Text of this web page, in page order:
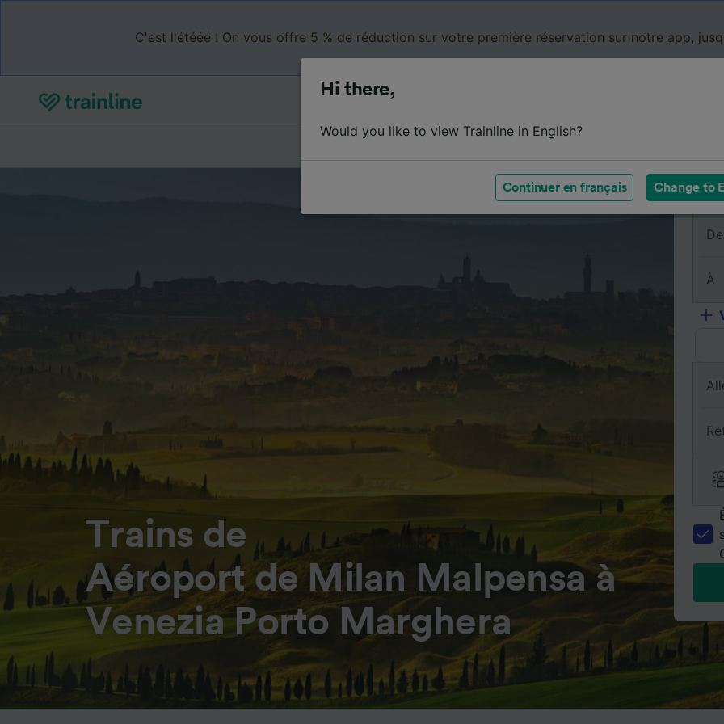
C'est l'étééé ! On vous offre 5 % de réduction sur votre première réservation sur notre app,
Trains de
Aéroport de Milan Malpensa à
Venezia Porto Marghera
De
À
Hi there,
Would you like to view Trainline in English?
Continuer en français Change to